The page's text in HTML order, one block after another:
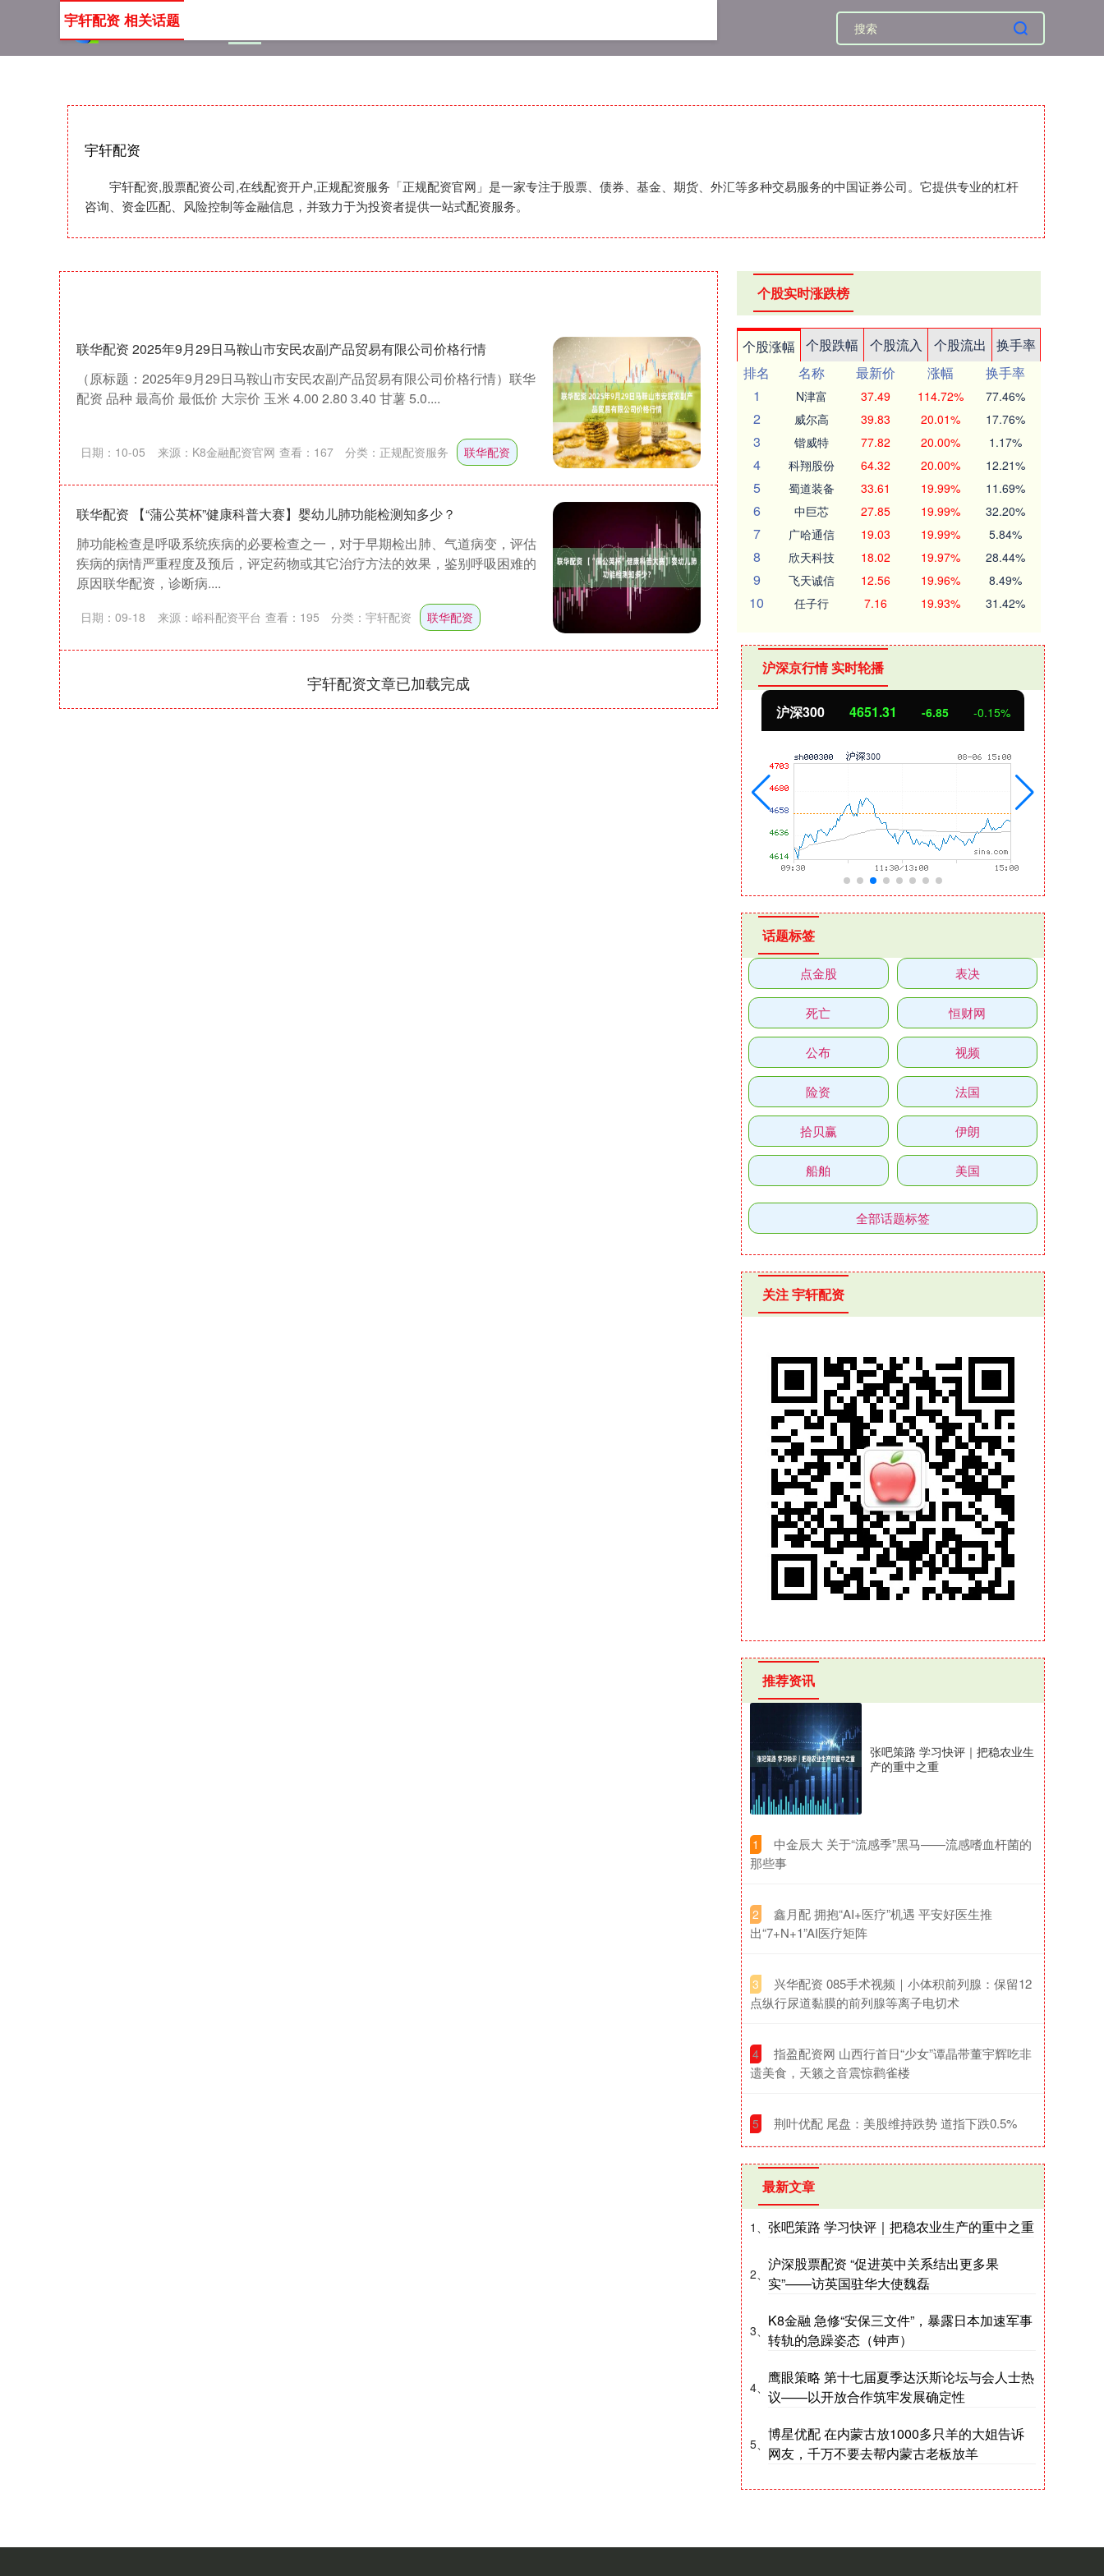
宇轩配资
宇轩配资,股票配资公司,在线配资开户,正规配资服务「正规配资官网」是一家专注于股票、债券、基金、期货、外汇等多种交易服务的中国证券公司。它提供专业的杠杆
咨询、资金匹配、风险控制等金融信息，并致力于为投资者提供一站式配资服务。
宇轩配资 相关话题
联华配资 2025年9月29日马鞍山市安民农副产品贸易有限公司价格行情
（原标题：2025年9月29日马鞍山市安民农副产品贸易有限公司价格行情）联华
配资 品种 最高价 最低价 大宗价 玉米 4.00 2.80 3.40 甘薯 5.0....
日期：10-05 来源：K8金融配资官网 查看： 167 分类： 正规配资服务 联华配资
联华配资 【“蒲公英杯”健康科普大赛】婴幼儿肺功能检测知多少？
肺功能检查是呼吸系统疾病的必要检查之一，对于早期检出肺、气道病变，评估
疾病的病情严重程度及预后，评定药物或其它治疗方法的效果，鉴别呼吸困难的
原因联华配资，诊断病....
日期：09-18 来源：峪科配资平台 查看： 195 分类： 宇轩配资 联华配资
宇轩配资文章已加载完成
个股实时涨跌榜
个股涨幅 个股跌幅 个股流入 个股流出
换手率
排名
名称 最新价 涨幅
换手率
1
N津富 37.49 114.72% 77.46%
2 威尔高 39.83 20.01% 17.76%
3 锴威特 77.82 20.00% 1.17%
4 科翔股份 64.32 20.00% 12.21%
5 蜀道装备 33.61 19.99% 11.69%
6 中巨芯 27.85 19.99% 32.20%
7 广哈通信 19.03 19.99% 5.84%
8 欣天科技 18.02 19.97% 28.44%
9 飞天诚信 12.56 19.96% 8.49%
10 任子行 7.16 19.93% 31.42%
沪深京行情 实时轮播
-0.01% 上证指数 3900.35 21.92 0.57% 深证成指 14110.12 -34.08 -0.24% 沪深300 4651.31 -6.85 -0.15%
话题标签
点金股 表决
死亡 恒财网
公布 视频
险资 法国
拾贝赢 伊朗
船舶 美国
全部话题标签
关注 宇轩配资
推荐资讯
张吧策路 学习快评｜把稳农业生
产的重中之重
1
​中金辰大 关于“流感季”黑马——流感嗜血杆菌的
那些事
2
​鑫月配 拥抱“AI+医疗”机遇 平安好医生推
出“7+N+1”AI医疗矩阵
3
​兴华配资 085手术视频｜小体积前列腺：保留12
点纵行尿道黏膜的前列腺等离子电切术
4
​指盈配资网 山西行首日“少女”谭晶带董宇辉吃非
遗美食，天籁之音震惊鹳雀楼
5 ​荆叶优配 尾盘：美股维持跌势 道指下跌0.5%
最新文章
1、 张吧策路 学习快评｜把稳农业生产的重中之重
2、
沪深股票配资 “促进英中关系结出更多果
实”——访英国驻华大使魏磊
3、
K8金融 急修“安保三文件”，暴露日本加速军事
转轨的急躁姿态（钟声）
4、
鹰眼策略 第十七届夏季达沃斯论坛与会人士热
议——以开放合作筑牢发展确定性
5、
博星优配 在内蒙古放1000多只羊的大姐告诉
网友，千万不要去帮内蒙古老板放羊